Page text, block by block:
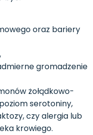
oraz bariery
gromadzenie
żołądkowo-
serotoniny,
czy alergia lub
krowiego.